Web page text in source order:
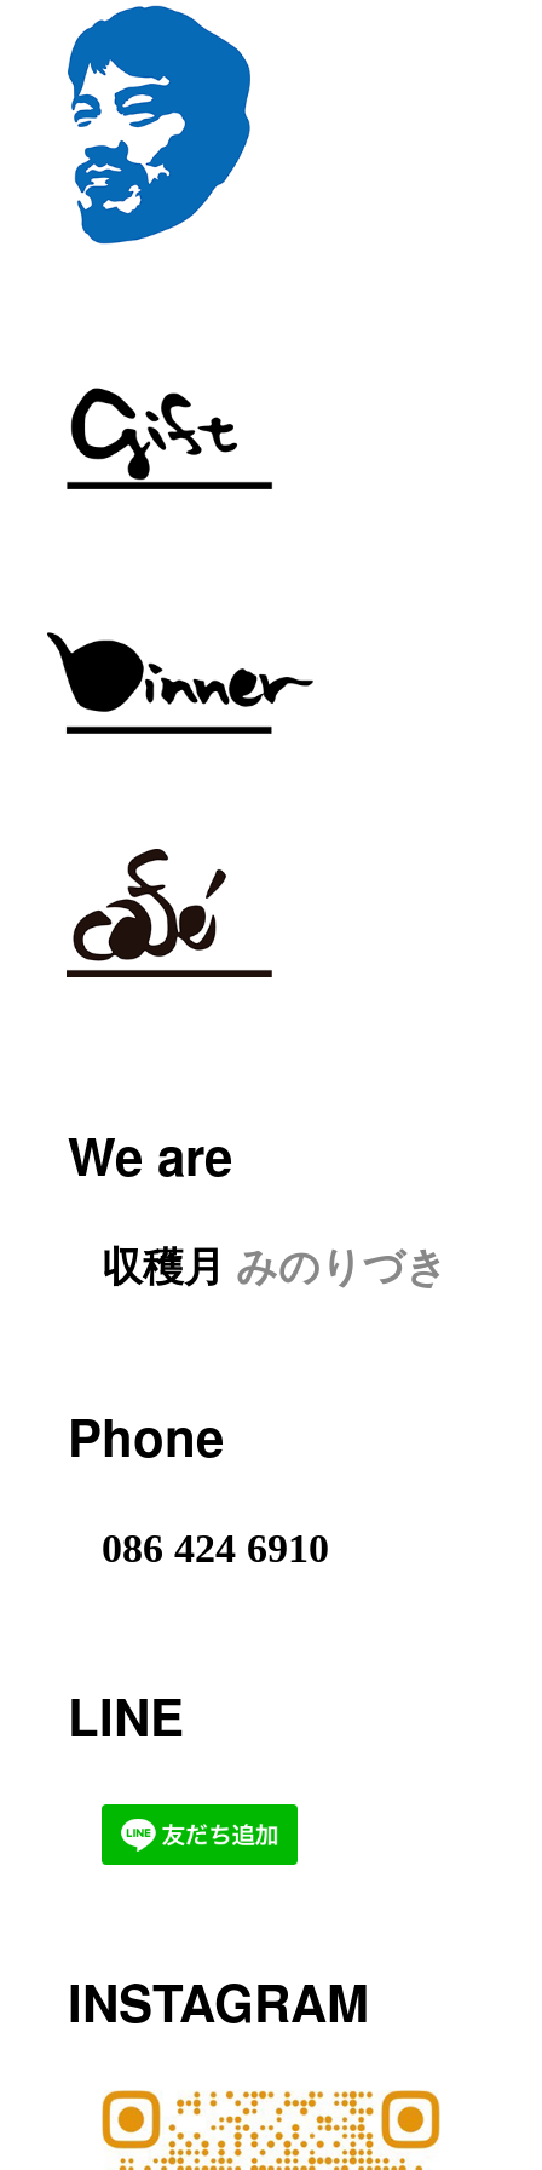
We are
収穫月 みのりづき
Phone
086 424 6910
LINE
INSTAGRAM